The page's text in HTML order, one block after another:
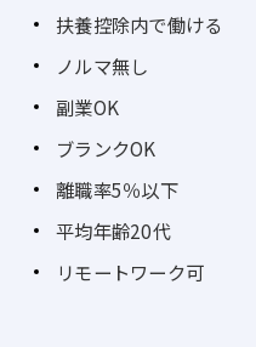
扶養控除内で働ける
ノルマ無し
副業OK
ブランクOK
離職率5％以下
平均年齢20代
リモートワーク可